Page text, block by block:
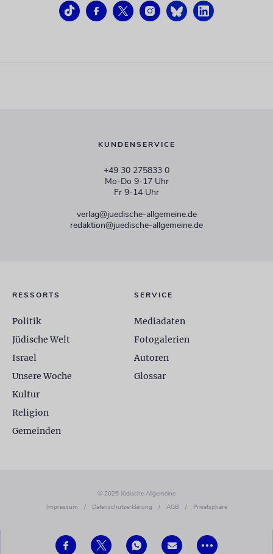
•••
KUNDENSERVICE
+49 30 275833 0
Mo-Do 9-17 Uhr
Fr 9-14 Uhr
verlag@juedische-allgemeine.de
redaktion@juedische-allgemeine.de
RESSORTS
Politik
Jüdische Welt
Israel
Unsere Woche
Kultur
Religion
Gemeinden
SERVICE
Mediadaten
Fotogalerien
Autoren
Glossar
© 2026 Jüdische Allgemeine
Impressum
/ Datenschutzerklärung / AGB / Privatsphäre